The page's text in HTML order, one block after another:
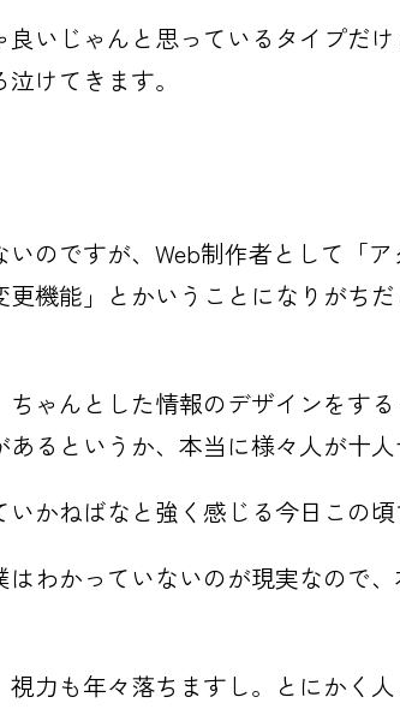
いじゃんと思っているタイプだ
けてきます。
いのですが、Web制作者として「
機能」とかいうことになりがち
ゃんとした情報のデザインをす
るというか、本当に様々人が十
かねばなと強く感じる今日この頃
わかっていないのが現実なので
力も年々落ちますし。とにかく人